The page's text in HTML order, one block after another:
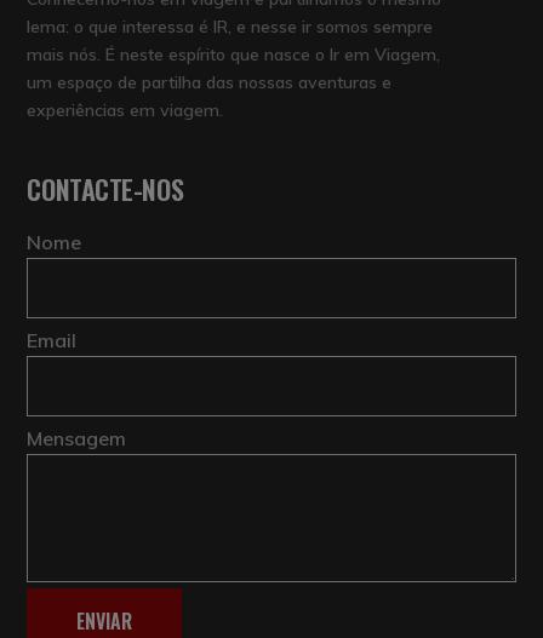
lema: o que interessa é IR, e nesse ir somos sempre
mais nós. É neste espírito que nasce o Ir em Viagem,
um espaço de partilha das nossas aventuras e
experiências em viagem.
CONTACTE-NOS
Nome
Email
Mensagem
ENVIAR